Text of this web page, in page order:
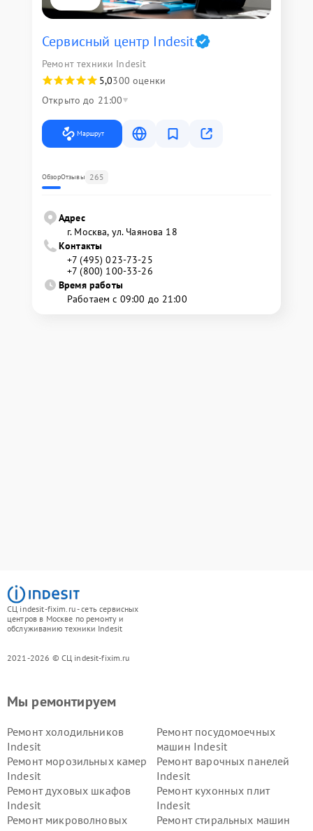
Сервисный центр Indesit
Ремонт техники Indesit
5,0300 оценки
Открыто до 21:00
Маршрут
ОбзорОтзывы 265
Адрес
г. Москва, ул. Чаянова 18
Контакты
+7 (495) 023-73-25
+7 (800) 100-33-26
Время работы
Работаем с 09:00 до 21:00
СЦ indesit-fixim.ru - сеть сервисных
центров в Москве по ремонту и
обслуживанию техники Indesit
2021-2026 © СЦ indesit-fixim.ru
Мы ремонтируем
Ремонт холодильников
Indesit
Ремонт посудомоечных
машин Indesit
Ремонт морозильных камер
Indesit
Ремонт варочных панелей
Indesit
Ремонт духовых шкафов
Indesit
Ремонт кухонных плит
Indesit
Ремонт микроволновых
Ремонт стиральных машин